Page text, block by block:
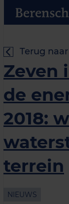
Terug
Zeven
de
2018:
terrein
NIEUWS